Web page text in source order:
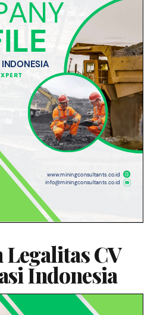
CV
Indonesia